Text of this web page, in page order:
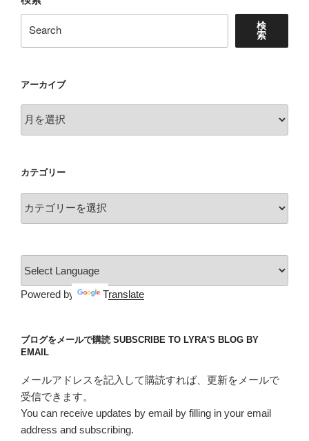
検
索
アーカイブ
ー
ブ
カテゴリー
テ
ー
Powered by Translate
ブログをメールで購読 SUBSCRIBE TO LYRA'S BLOG BY
EMAIL
メールアドレスを記入して購読すれば、更新をメールで
受信できます。
You can receive updates by email by filling in your email
address and subscribing.